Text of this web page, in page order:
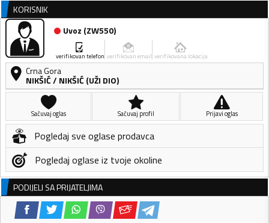
KORISNIK
Uvoz (ZW550)
verifikovan telefon verifikovan email verifikovana lokacija
Crna Gora
NIKŠIĆ/ NIKŠIĆ (UŽI DIO)
Sačuvaj oglas Sačuvaj profil Prijavi oglas
Pogledaj sve oglase prodavca
Pogledaj oglase iz tvoje okoline
PODIJELI SA PRIJATELJIMA